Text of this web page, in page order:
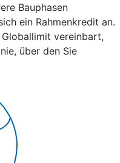
Bauphasen
ein Rahmenkredit an.
vereinbart,
über den Sie